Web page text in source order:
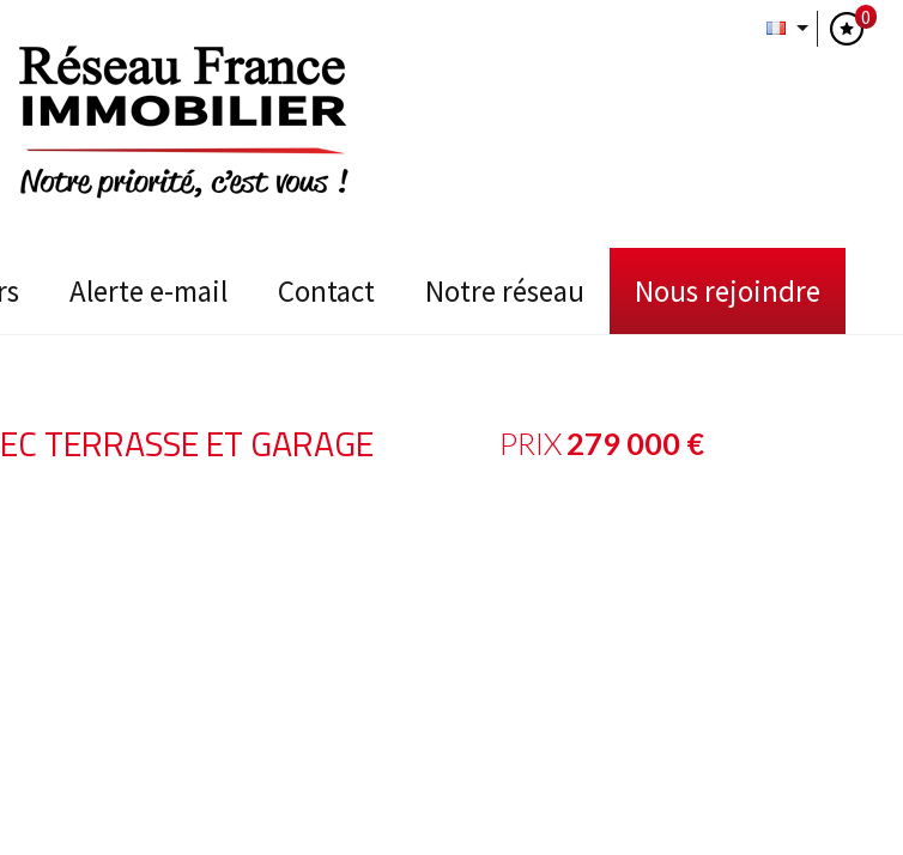
0
alerte e-mail contact notre réseau nous rejoindre
TERRASSE ET GARAGE PRIX279 000 €